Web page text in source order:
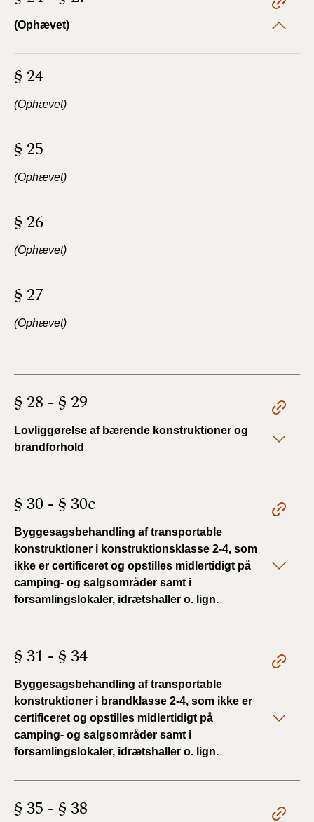
(Ophævet)
§ 24
(Ophævet)
§ 25
(Ophævet)
§ 26
(Ophævet)
§ 27
(Ophævet)
§ 28 - § 29
Lovliggørelse af bærende konstruktioner og
brandforhold
§ 30 - § 30c
Byggesagsbehandling af transportable
konstruktioner i konstruktionsklasse 2-4, som
ikke er certificeret og opstilles midlertidigt på
camping- og salgsområder samt i
forsamlingslokaler, idrætshaller o. lign.
§ 31 - § 34
Byggesagsbehandling af transportable
konstruktioner i brandklasse 2-4, som ikke er
certificeret og opstilles midlertidigt på
camping- og salgsområder samt i
forsamlingslokaler, idrætshaller o. lign.
§ 35 - § 38